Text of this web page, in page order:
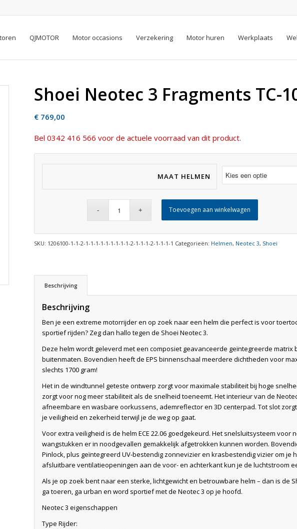
QJMOTOR Motor occasions Verzekering Motor huren Werkplaats
Shoei Neotec 3 Fragments TC-
€ 769,00
Bel 0342 416 566 voor de actuele voorraad van dit product.
MAAT HELMEN
Toevoegen aan winkelwagen
SKU: 1206100-1-1-2-1-1-1-1-1-1-1-1-1-2-1-1-1-2-1-1-1-1 Categorieën: Helmen, Neotec 3, Shoei
Beschrijving
Beschrijving
Ben je een extreme motorrijder en op zoek naar een helm die perfect is voor
sportief rijden? Zeg dan hallo tegen de Shoei Neotec 3.
Deze helm wordt geleverd met een composiet geavanceerde geïntegreerde
buitenmaten. Bovendien heeft de EPS binnenschaal meerdere dichtheden voor
slechts 1700 gram!
Het in de windtunnel geteste ontwerp zorgt voor maximale stabiliteit bij hoge
zorgt voor nog meer stabiliteit als de snelheid toeneemt. Het interieur van de
afneembare en wasbare oorkussens, ademreflector en 3D centerpad. Tot slot
je veiligheid en zekerheid terwijl je de weg op gaat.
Voor extra veiligheid is de helm ECE 22.06 goedgekeurd. Het snelsluitsysteem voor
wangstukken er in noodgevallen gemakkelijk afgetrokken kunnen worden.
Pinlock, plus geïntegreerd UV-bestendig zonnevizier en krasbestendig vizier om je
afsluitbare ventilatieopeningen aan de voor- en achterkant kun je de luchtstroom
Als je op zoek bent naar een sterke, lichtgewicht en betrouwbare helm – dan is de
ga toeren, ga urban en word sportief met de Neotec 3 op je hoofd.
Neotec 3 eigenschappen
Type Rijder: